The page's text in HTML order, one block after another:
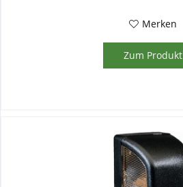
Merken
Zum Produkt